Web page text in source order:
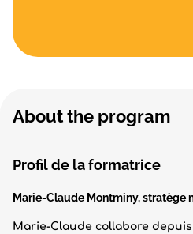
About the program
Profil de la formatrice
Marie-Claude Montminy, stratège
Marie-Claude collabore